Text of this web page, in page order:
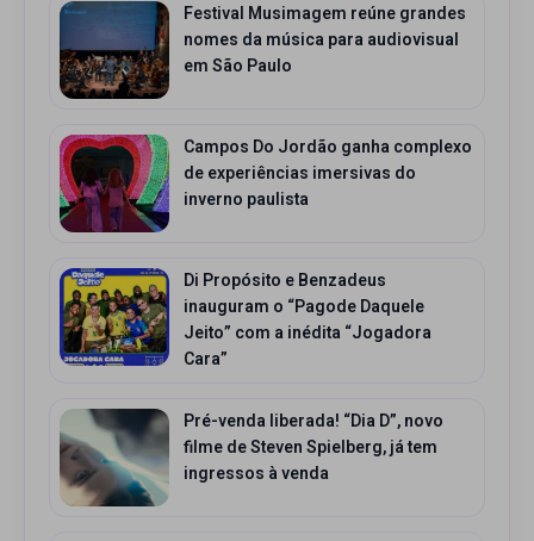
Festival Musimagem reúne grandes
nomes da música para audiovisual
em São Paulo
Campos Do Jordão ganha complexo
de experiências imersivas do
inverno paulista
Di Propósito e Benzadeus
inauguram o “Pagode Daquele
Jeito” com a inédita “Jogadora
Cara”
Pré-venda liberada! “Dia D”, novo
filme de Steven Spielberg, já tem
ingressos à venda